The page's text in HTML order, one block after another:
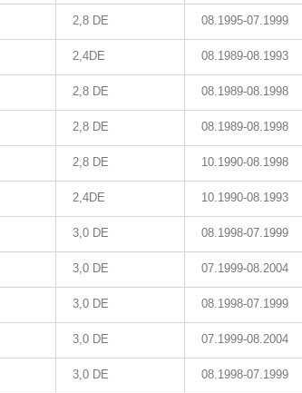
2,8 DE 08.1995-07.1999
2,4DE 08.1989-08.1993
2,8 DE 08.1989-08.1998
2,8 DE 08.1989-08.1998
2,8 DE 10.1990-08.1998
2,4DE 10.1990-08.1993
3,0 DE 08.1998-07.1999
3,0 DE 07.1999-08.2004
3,0 DE 08.1998-07.1999
3,0 DE 07.1999-08.2004
3,0 DE 08.1998-07.1999